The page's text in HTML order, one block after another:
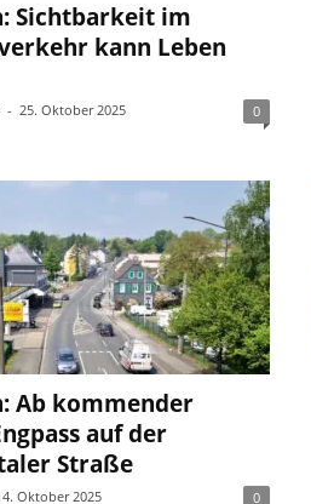
Sichtbarkeit im
kann Leben
- 25. Oktober 2025 0
Ab kommender
auf der
Straße
Oktober 2025 0